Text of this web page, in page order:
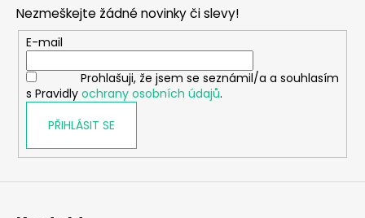
Nezmeškejte žádné novinky či slevy!
E-mail
Prohlašuji, že jsem se seznámil/a a souhlasím
s Pravidly ochrany osobních údajů.
PŘIHLÁSIT SE